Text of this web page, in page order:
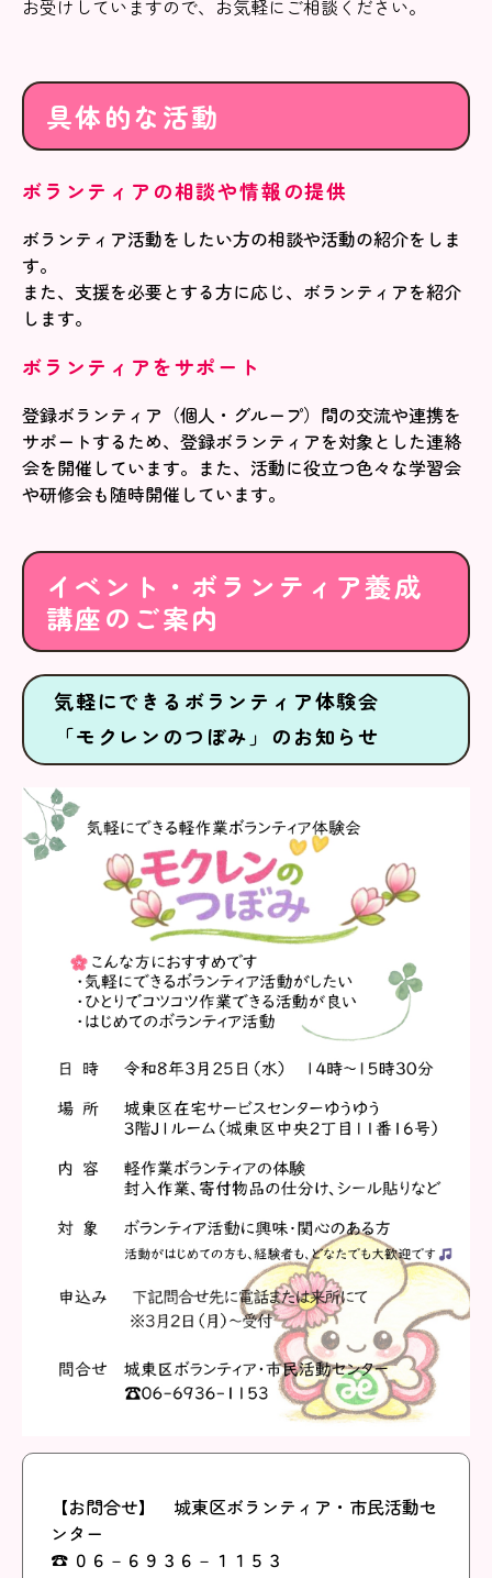
お受けしていますので、お気軽にご相談ください。
具体的な活動
ボランティアの相談や情報の提供
ボランティア活動をしたい方の相談や活動の紹介をしま
す。
また、支援を必要とする方に応じ、ボランティアを紹介
します。
ボランティアをサポート
登録ボランティア（個人・グループ）間の交流や連携を
サポートするため、登録ボランティアを対象とした連絡
会を開催しています。また、活動に役立つ色々な学習会
や研修会も随時開催しています。
イベント・ボランティア養成
講座のご案内
気軽にできるボランティア体験会
「モクレンのつぼみ」のお知らせ
【お問合せ】 城東区ボランティア・市民活動セ
ンター
☎ ０６－６９３６－１１５３